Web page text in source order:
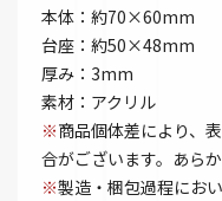
本体：約70×60mm
台座：約50×48mm
厚み：3mm
素材：アクリル
※商品個体差により、
合がございます。あら
※製造・梱包過程にお